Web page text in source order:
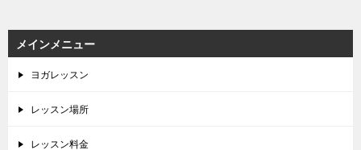
メインメニュー
ヨガレッスン
レッスン場所
レッスン料金